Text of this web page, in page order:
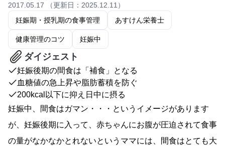
2017.05.17 （更新日：2025.12.11）
妊娠期・授乳期の食事管理
あすけん栄養士
健康管理のコツ 妊娠中
ダイジェスト
妊娠後期の間食は「補食」となる
血糖値の急上昇や脂肪蓄積を防ぐ
200kcal以下に抑え日中に摂る
妊娠中、間食はガマン・・・というイメージがあります
が、妊娠後期に入って、赤ちゃんにお腹が圧迫されて食事
の量がなかなかとれないというママには、間食はとても大